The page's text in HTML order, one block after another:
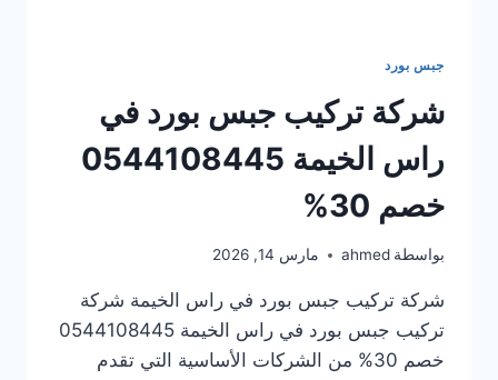
جبس بورد
شركة تركيب جبس بورد في
راس الخيمة 0544108445
خصم 30%
بواسطة ahmed مارس 14, 2026
شركة تركيب جبس بورد في راس الخيمة شركة
تركيب جبس بورد في راس الخيمة 0544108445
خصم 30% من الشركات الأساسية التي تقدم